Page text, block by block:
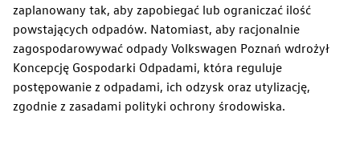
zaplanowany tak, aby zapobiegać lub ograniczać ilość
powstających odpadów. Natomiast, aby racjonalnie
zagospodarowywać odpady Volkswagen Poznań wdrożył
Koncepcję Gospodarki Odpadami, która reguluje
postępowanie z odpadami, ich odzysk oraz utylizację,
zgodnie z zasadami polityki ochrony środowiska.